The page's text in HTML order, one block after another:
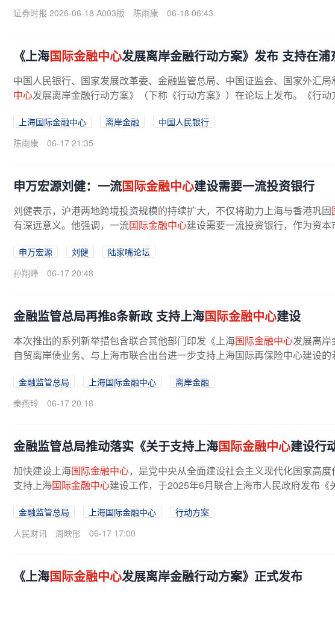
证券时报 2026-06-18 A003版
陈雨康 06-18 06:43
《上海国际金融中心发展离岸金融行动方案》发布 支持在
中国人民银行、国家发展改革委、金融监管总局、中国证监会、国家外汇
中心发展离岸金融行动方案》（下称《行动方案》）在论坛上发布。《行
上海国际金融中心 离岸金融
中国人民银行
陈雨康
06-17 21:35
申万宏源刘健：一流国际金融中心建设需要一流投资银行
刘健表示，沪港两地跨境投资规模的持续扩大，不仅将助力上海与香港巩固
有深远意义。他强调，一流国际金融中心建设需要一流投资银行，作为资
申万宏源 刘健
陆家嘴论坛
孙翔峰
06-17 20:48
金融监管总局再推8条新政 支持上海国际金融中心建设
本次推出的系列新举措包含联合其他部门印发《上海国际金融中心发展离岸
自贸离岸债业务、与上海市联合出台进一步支持上海国际再保险中心建设的
金融监管总局 上海国际金融中心
离岸金融
秦燕玲
06-17 20:18
金融监管总局推动落实《关于支持上海国际金融中心建设行
加快建设上海国际金融中心，是党中央从全面建设社会主义现代化国家高
支持上海国际金融中心建设工作，于2025年6月联合上海市人民政府发布《
金融监管总局 上海国际金融中心
行动方案
人民财讯
周映彤 06-17 17:00
《上海国际金融中心发展离岸金融行动方案》正式发布